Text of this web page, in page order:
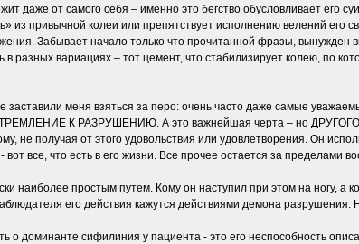
даже от самого себя – именно это бегство обусловливает его
из привычной колеи или препятствует исполнению велений его
Забывает начало только что прочитанной фразы, вынужден
разных вариациях – тот цемент, что стабилизирует колею, по
меня взяться за перо: очень часто даже самые
К РАЗРУШЕНИЮ. А это важнейшая черта – но
не получая от этого удовольствия или удовлетворения. Он
все, что есть в его жизни. Все прочее остается за пределами
наиболее простым путем. Кому он наступил при этом на ногу, а
его действия кажутся действиями демона разрушения.
о доминанте сифилиния у пациента - это его неспособность